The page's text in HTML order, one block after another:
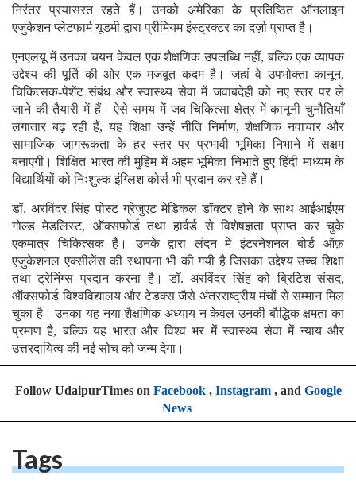
निरंतर प्रयासरत रहते हैं। उनको अमेरिका के प्रतिष्ठित ऑनलाइन
एजुकेशन प्लेटफार्म यूडमी द्वारा प्रीमियम इंस्ट्रक्टर का दर्ज़ा प्राप्त है।
एनएलयू में उनका चयन केवल एक शैक्षणिक उपलब्धि नहीं, बल्कि एक व्यापक
उद्देश्य की पूर्ति की ओर एक मजबूत कदम है। जहां वे उपभोक्ता कानून,
चिकित्सक-पेशेंट संबंध और स्वास्थ्य सेवा में जवाबदेही को नए स्तर पर ले
जाने की तैयारी में हैं। ऐसे समय में जब चिकित्सा क्षेत्र में कानूनी चुनौतियाँ
लगातार बढ़ रही हैं, यह शिक्षा उन्हें नीति निर्माण, शैक्षणिक नवाचार और
सामाजिक जागरूकता के हर स्तर पर प्रभावी भूमिका निभाने में सक्षम
बनाएगी। शिक्षित भारत की मुहिम में अहम भूमिका निभाते हुए हिंदी माध्यम के
विद्यार्थियों को निःशुल्क इंग्लिश कोर्स भी प्रदान कर रहे हैं।
डॉ. अरविंदर सिंह पोस्ट ग्रेजुएट मेडिकल डॉक्टर होने के साथ आईआईएम
गोल्ड मेडलिस्ट, ऑक्सफ़ोर्ड तथा हार्वर्ड से विशेषज्ञता प्राप्त कर चुके
एकमात्र चिकित्सक हैं। उनके द्वारा लंदन में इंटरनेशनल बोर्ड ऑफ़
एजुकेशनल एक्सीलेंस की स्थापना भी की गयी है जिसका उद्देश्य उच्च शिक्षा
तथा ट्रेनिंग्स प्रदान करना है। डॉ. अरविंदर सिंह को ब्रिटिश संसद,
ऑक्सफोर्ड विश्वविद्यालय और टेडक्स जैसे अंतरराष्ट्रीय मंचों से सम्मान मिल
चुका है। उनका यह नया शैक्षणिक अध्याय न केवल उनकी बौद्धिक क्षमता का
प्रमाण है, बल्कि यह भारत और विश्व भर में स्वास्थ्य सेवा में न्याय और
उत्तरदायित्व की नई सोच को जन्म देगा।
Follow UdaipurTimes on Facebook, Instagram, and Google
News
Tags